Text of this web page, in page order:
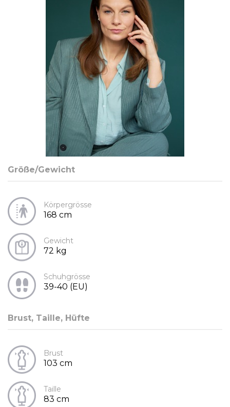
Größe/Gewicht
Körpergrösse
168 cm
Gewicht
72 kg
Schuhgrösse
39-40 (EU)
Brust, Taille, Hüfte
Brust
103 cm
Taille
83 cm